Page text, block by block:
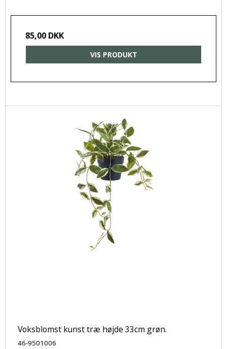
85,00 DKK
VIS PRODUKT
Voksblomst kunst træ højde 33cm grøn.
46-9501006